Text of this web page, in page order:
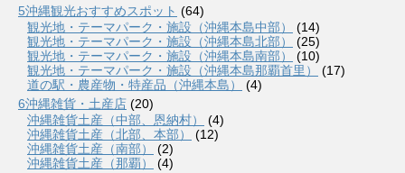
5沖縄観光おすすめスポット (64)
観光地・テーマパーク・施設（沖縄本島中部）
(14)
観光地・テーマパーク・施設（沖縄本島北部）
(25)
観光地・テーマパーク・施設（沖縄本島南部）
(10)
観光地・テーマパーク・施設（沖縄本島那覇首里）
(17)
道の駅・農産物・特産品（沖縄本島）
(4)
6沖縄雑貨・土産店 (20)
沖縄雑貨土産（中部、恩納村）
(4)
沖縄雑貨土産（北部、本部）
(12)
沖縄雑貨土産（南部）
(2)
沖縄雑貨土産（那覇）
(4)